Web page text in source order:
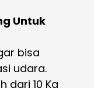
Untuk
bisa
udara.
dari 10 Kg